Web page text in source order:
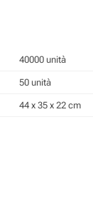
40000 unità
50 unità
44 x 35 x 22 cm